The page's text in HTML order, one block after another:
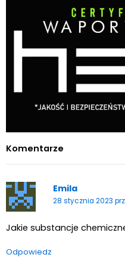
Komentarze
Emila
28 stycznia 2023
Jakie substancje
Odpowiedz